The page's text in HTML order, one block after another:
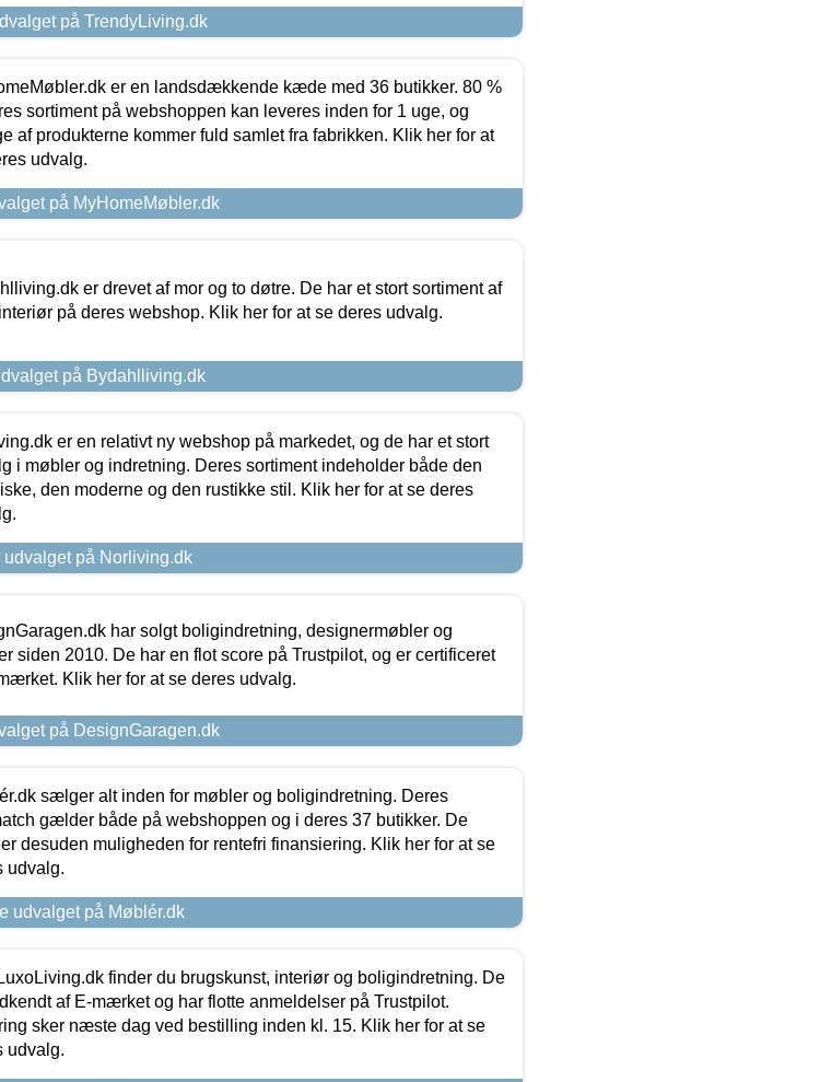
på TrendyLiving.dk
er en landsdækkende kæde med 36 butikker. 80 %
sortiment på webshoppen kan leveres inden for 1 uge, og
af produkterne kommer fuld samlet fra fabrikken. Klik her for at
udvalg.
på MyHomeMøbler.dk
er drevet af mor og to døtre. De har et stort sortiment af
på deres webshop. Klik her for at se deres udvalg.
på Bydahlliving.dk
er en relativt ny webshop på markedet, og de har et stort
i møbler og indretning. Deres sortiment indeholder både den
den moderne og den rustikke stil. Klik her for at se deres
udvalget på Norliving.dk
har solgt boligindretning, designermøbler og
siden 2010. De har en flot score på Trustpilot, og er certificeret
Klik her for at se deres udvalg.
på DesignGaragen.dk
sælger alt inden for møbler og boligindretning. Deres
gælder både på webshoppen og i deres 37 butikker. De
desuden muligheden for rentefri finansiering. Klik her for at se
udvalg.
udvalget på Møblér.dk
finder du brugskunst, interiør og boligindretning. De
af E-mærket og har flotte anmeldelser på Trustpilot.
sker næste dag ved bestilling inden kl. 15. Klik her for at se
udvalg.